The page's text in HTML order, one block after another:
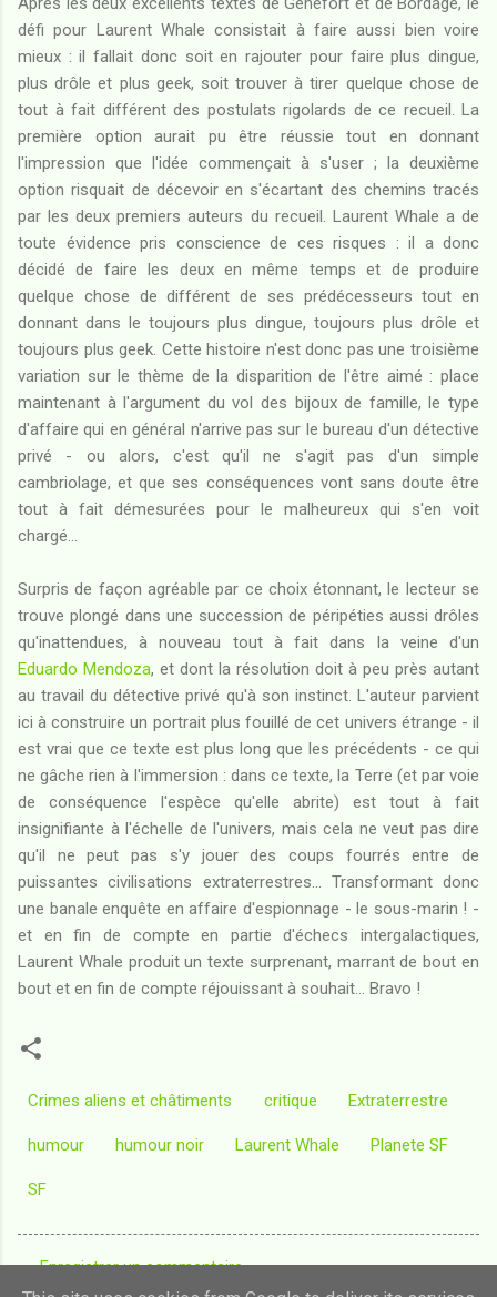
défi pour Laurent Whale consistait à faire aussi bien voire
mieux : il fallait donc soit en rajouter pour faire plus dingue,
plus drôle et plus geek, soit trouver à tirer quelque chose de
tout à fait différent des postulats rigolards de ce recueil. La
première option aurait pu être réussie tout en donnant
l'impression que l'idée commençait à s'user ; la deuxième
option risquait de décevoir en s'écartant des chemins tracés
par les deux premiers auteurs du recueil. Laurent Whale a de
toute évidence pris conscience de ces risques : il a donc
décidé de faire les deux en même temps et de produire
quelque chose de différent de ses prédécesseurs tout en
donnant dans le toujours plus dingue, toujours plus drôle et
toujours plus geek. Cette histoire n'est donc pas une troisième
variation sur le thème de la disparition de l'être aimé : place
maintenant à l'argument du vol des bijoux de famille, le type
d'affaire qui en général n'arrive pas sur le bureau d'un détective
privé - ou alors, c'est qu'il ne s'agit pas d'un simple
cambriolage, et que ses conséquences vont sans doute être
tout à fait démesurées pour le malheureux qui s'en voit
chargé...
Surpris de façon agréable par ce choix étonnant, le lecteur se
trouve plongé dans une succession de péripéties aussi drôles
qu'inattendues, à nouveau tout à fait dans la veine d'un
Eduardo Mendoza, et dont la résolution doit à peu près autant
au travail du détective privé qu'à son instinct. L'auteur parvient
ici à construire un portrait plus fouillé de cet univers étrange - il
est vrai que ce texte est plus long que les précédents - ce qui
ne gâche rien à l'immersion : dans ce texte, la Terre (et par voie
de conséquence l'espèce qu'elle abrite) est tout à fait
insignifiante à l'échelle de l'univers, mais cela ne veut pas dire
qu'il ne peut pas s'y jouer des coups fourrés entre de
puissantes civilisations extraterrestres... Transformant donc
une banale enquête en affaire d'espionnage - le sous-marin ! -
et en fin de compte en partie d'échecs intergalactiques,
Laurent Whale produit un texte surprenant, marrant de bout en
bout et en fin de compte réjouissant à souhait... Bravo !
Crimes aliens et châtiments critique Extraterrestre
humour humour noir Laurent Whale Planete SF
SF
C
Enregistrer un commentaire